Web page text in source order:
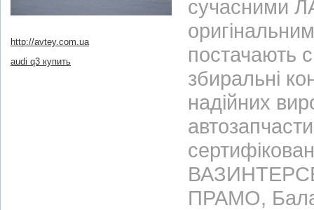
http://avtey.com.ua
audi q3 купить
сучасними
постачають
збиральні
надійних
ПРАМО,